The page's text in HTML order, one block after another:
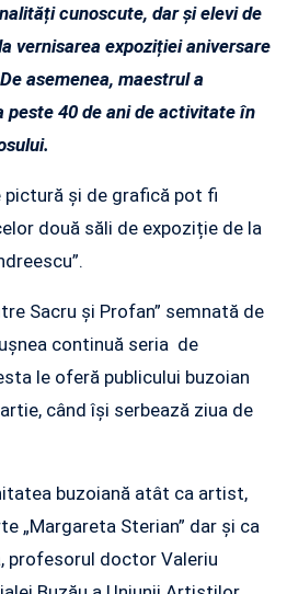
cunoscute, dar și elevi de
vernisarea expoziției aniversare
asemenea, maestrul a
40 de ani de activitate în
pictură și de grafică pot fi
două săli de expoziție de la
Sacru și Profan” semnată de
continuă seria de
le oferă publicului buzoian
când își serbează ziua de
buzoiană atât ca artist,
„Margareta Sterian” dar şi ca
profesorul doctor Valeriu